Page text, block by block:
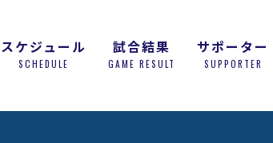
スケジュール
SCHEDULE
試合結果
GAME RESULT
サポーター
SUPPORTER